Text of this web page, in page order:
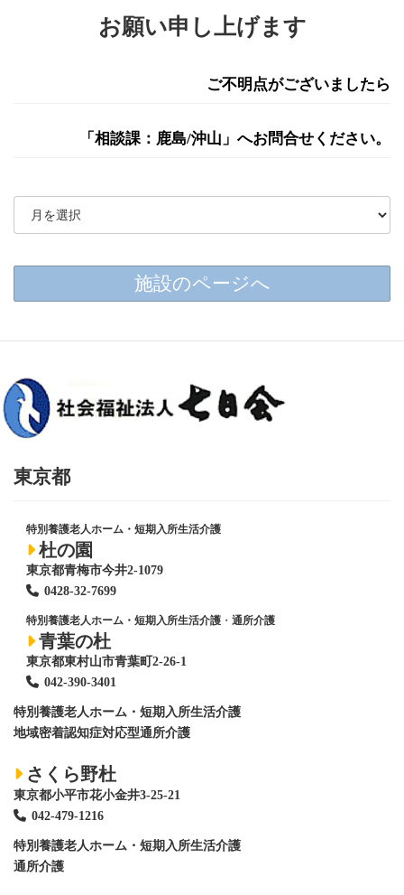
お願い申し上げます
ご不明点がございましたら
「相談課：鹿島/沖山」へお問合せください。
施設のページへ
東京都
特別養護老人ホーム・短期入所生活介護
杜の園
東京都青梅市今井2-1079
0428-32-7699
特別養護老人ホーム・短期入所生活介護 ・ 通所介護
青葉の杜
東京都東村山市青葉町2-26-1
042-390-3401
特別養護老人ホーム ・短期入所生活介護
地域密着認知症対応型通所介護
さくら野杜
東京都小平市花小金井3-25-21
042-479-1216
特別養護老人ホーム ・短期入所生活介護
通所介護